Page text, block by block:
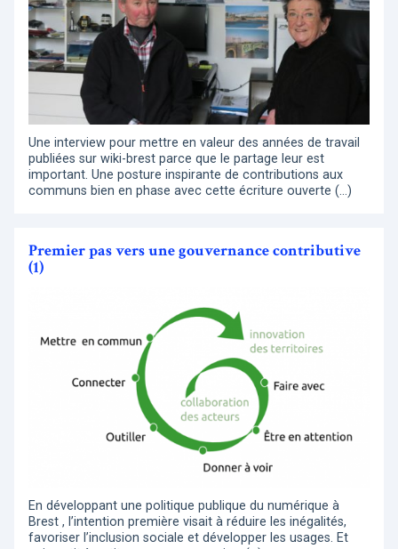
Une interview pour mettre en valeur des années de travail
publiées sur wiki-brest parce que le partage leur est
important. Une posture inspirante de contributions aux
communs bien en phase avec cette écriture ouverte (…)
Premier pas vers une gouvernance contributive
(1)
En développant une politique publique du numérique à
Brest , l’intention première visait à réduire les inégalités,
favoriser l’inclusion sociale et développer les usages. Et